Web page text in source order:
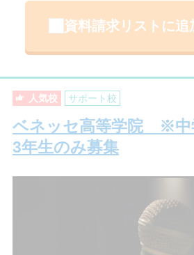
資料請求リストに追
人気校 サポート校
ベネッセ高等学院 ※中
3年生のみ募集